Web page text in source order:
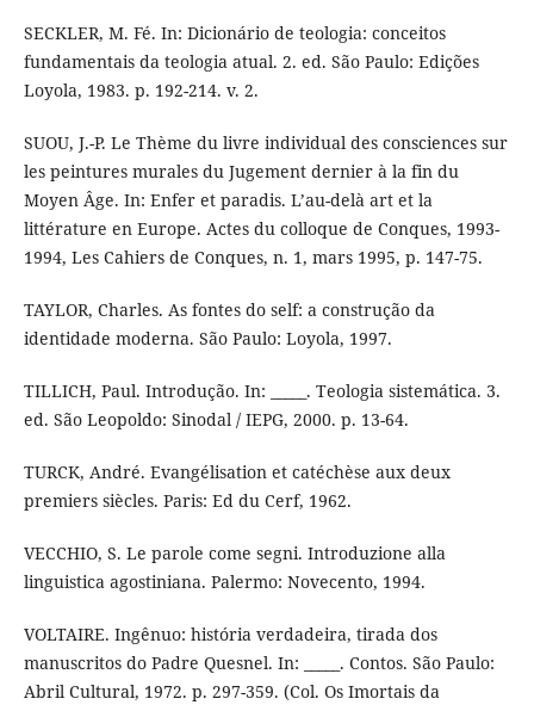
SECKLER, M. Fé. In: Dicionário de teologia: conceitos
fundamentais da teologia atual. 2. ed. São Paulo: Edições
Loyola, 1983. p. 192-214. v. 2.
SUOU, J.-P. Le Thème du livre individual des consciences sur
les peintures murales du Jugement dernier à la fin du
Moyen Âge. In: Enfer et paradis. L’au-delà art et la
littérature en Europe. Actes du colloque de Conques, 1993-
1994, Les Cahiers de Conques, n. 1, mars 1995, p. 147-75.
TAYLOR, Charles. As fontes do self: a construção da
identidade moderna. São Paulo: Loyola, 1997.
TILLICH, Paul. Introdução. In: _____. Teologia sistemática. 3.
ed. São Leopoldo: Sinodal / IEPG, 2000. p. 13-64.
TURCK, André. Evangélisation et catéchèse aux deux
premiers siècles. Paris: Ed du Cerf, 1962.
VECCHIO, S. Le parole come segni. Introduzione alla
linguistica agostiniana. Palermo: Novecento, 1994.
VOLTAIRE. Ingênuo: história verdadeira, tirada dos
manuscritos do Padre Quesnel. In: _____. Contos. São Paulo:
Abril Cultural, 1972. p. 297-359. (Col. Os Imortais da